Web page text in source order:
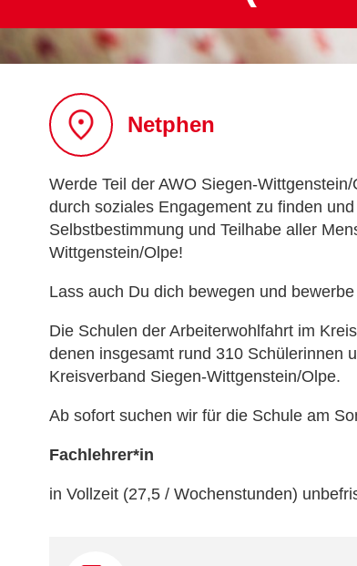
Netphen
Werde Teil der AWO Siegen-
durch soziales Engagement zu finden
Selbstbestimmung und Teilhabe aller
Wittgenstein/Olpe!
Lass auch Du dich bewegen und
Die Schulen der Arbeiterwohlfahrt im
denen insgesamt rund 310 Schülerinnen
Kreisverband Siegen-Wittgenstein/Olpe.
Ab sofort suchen wir für die Schule am
Fachlehrer*in
in Vollzeit (27,5 / Wochenstunden)